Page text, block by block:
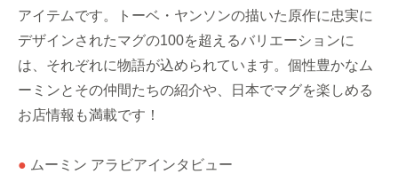
アイテムです。トーベ・ヤンソンの描いた原作に忠実に
デザインされたマグの100を超えるバリエーションに
は、それぞれに物語が込められています。個性豊かなム
ーミンとその仲間たちの紹介や、日本でマグを楽しめる
お店情報も満載です！
● ムーミン アラビアインタビュー